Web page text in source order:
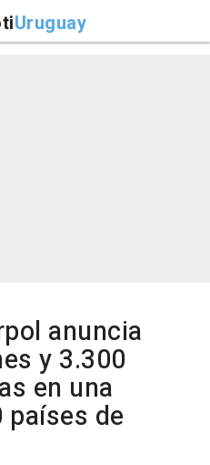
Uruguay
anuncia
y 3.300
en una
países de